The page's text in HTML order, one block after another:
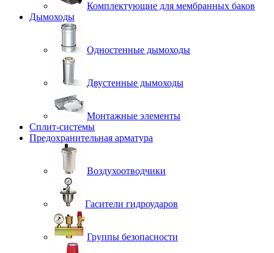
Комплектующие для мембранных баков
Дымоходы
Одностенные дымоходы
Двустенные дымоходы
Монтажные элементы
Сплит-системы
Предохранительная арматура
Воздухоотводчики
Гасители гидроударов
Группы безопасности